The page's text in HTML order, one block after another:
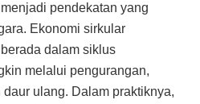
pendekatan yang
Ekonomi sirkular
dalam siklus
melalui pengurangan,
ulang. Dalam praktiknya,